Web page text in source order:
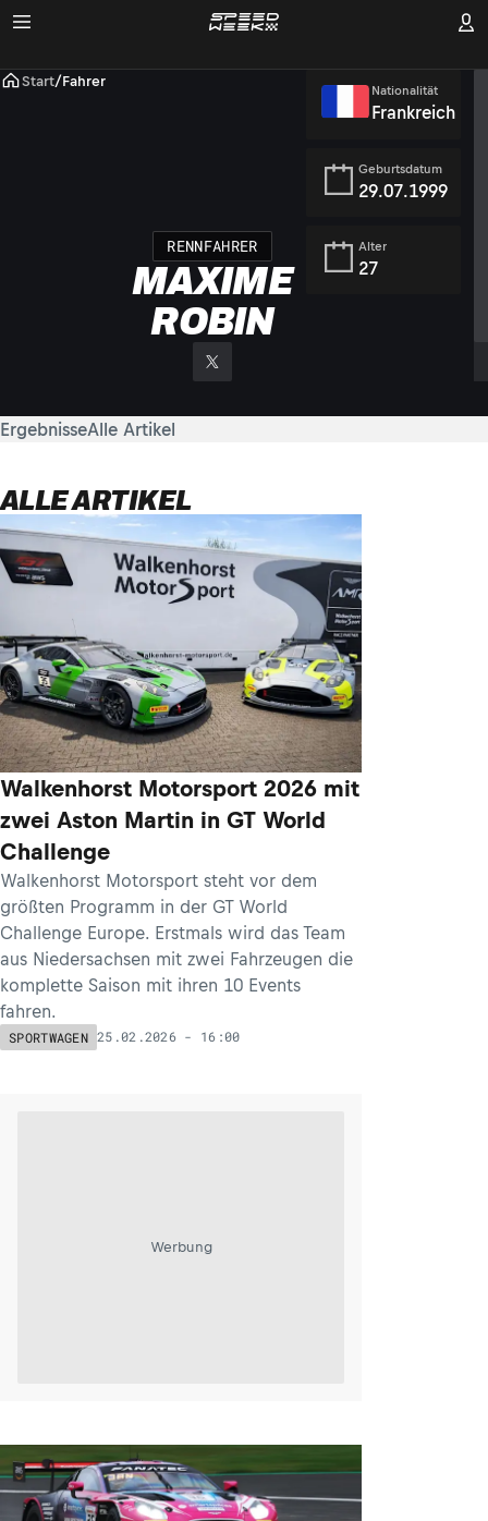
Start/Fahrer
RENNFAHRER
MAXIME
ROBIN
Nationalität
Frankreich
Geburtsdatum
29.07.1999
Alter
27
ErgebnisseAlle Artikel
ALLE ARTIKEL
Walkenhorst Motorsport 2026 mit
zwei Aston Martin in GT World
Challenge
Walkenhorst Motorsport steht vor dem
größten Programm in der GT World
Challenge Europe. Erstmals wird das Team
aus Niedersachsen mit zwei Fahrzeugen die
komplette Saison mit ihren 10 Events
fahren.
SPORTWAGEN 25.02.2026 - 16:00
Werbung